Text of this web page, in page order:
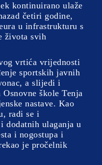
kontinuirano ulaže
četiri godine,
u infrastrukturu s
života svih
vrtića vrijednosti
sportskih javnih
a slijedi i
škole Tenja
nastave. Kao
radi se i
dodatnih ulaganja u
i nogostupa i
je pročelnik